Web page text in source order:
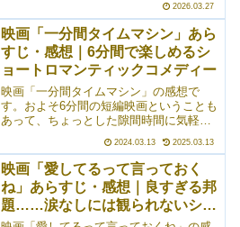
バコは吸わないし、喘息持ちということ
もあって喫煙OK！な場所に近付くことも
少ないので、咥えタバコが格好良い！と
思ったのはこれが初めてかもしれない
（笑）。というか、咥えタバコそのもの
というより、その演出が格好良かったん
ですよね。影の使い方もとてもうまくて
良かったです。
2026.03.27
映画「一分間タイムマシン」あら
すじ・感想｜6分間で楽しめるシ
ョートロマンティックコメディー
映画「一分間タイムマシン」の感想で
す。およそ6分間の短編映画ということも
あって、ちょっとした隙間時間に気軽に
観ることができます。数分ほどの長さだ
というのに、起承転結の展開も完璧。最
後にはしっかりしたオチまでついてい
て、見ごたえ抜群です。シンプルなスト
ーリーも魅力のひとつと言えるでしょ
う。
2024.03.13 2025.03.13
映画「愛してるって言っておく
ね」あらすじ・感想｜良すぎる邦
題……涙なしには観られないショ
ートフィルム